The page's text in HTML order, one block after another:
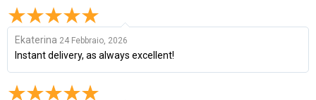
Ekaterina 24 Febbraio, 2026
Instant delivery, as always excellent!